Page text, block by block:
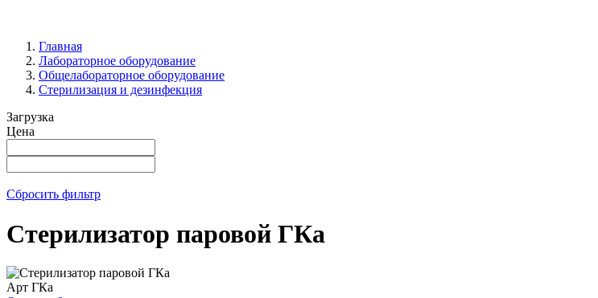
Главная
Лабораторное оборудование
Общелабораторное оборудование
Стерилизация и дезинфекция
Загрузка
Цена
Сбросить фильтр
Стерилизатор паровой ГКа
Арт ГКа